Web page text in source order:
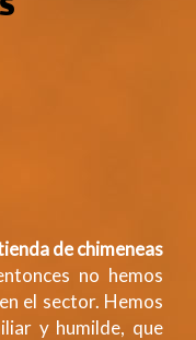
de chimeneas
no hemos
el sector. Hemos
y humilde, que